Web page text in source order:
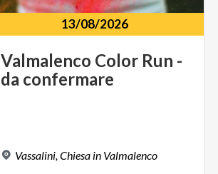
13/08/2026
Valmalenco Color Run -
da confermare
Vassalini, Chiesa in Valmalenco